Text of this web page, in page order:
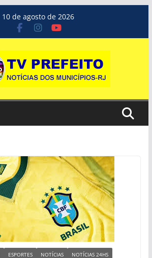
10 de agosto de 2026
ESPORTES NOTÍCIAS NOTÍCIAS 24HS